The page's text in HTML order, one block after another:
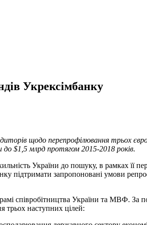
Укрексімбанку
щодо перепрофілювання трьох
$1,5 млрд протягом 2015-2018 років.
України до пошуку, в рамках її
підтримати запропоновані умови
співробітництва України та МВФ.
трьох наступних цілей: